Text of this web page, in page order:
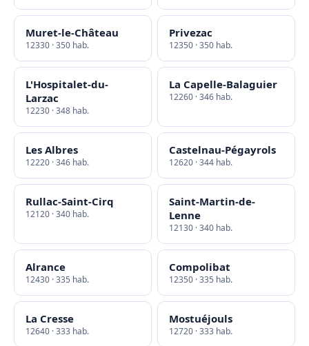
Muret-le-Château
12330 · 350 hab.
Privezac
12350 · 350 hab.
L'Hospitalet-du-
Larzac
12230 · 348 hab.
La Capelle-Balaguier
12260 · 346 hab.
Les Albres
12220 · 346 hab.
Castelnau-Pégayrols
12620 · 344 hab.
Rullac-Saint-Cirq
12120 · 340 hab.
Saint-Martin-de-
Lenne
12130 · 340 hab.
Alrance
12430 · 335 hab.
Compolibat
12350 · 335 hab.
La Cresse
12640 · 333 hab.
Mostuéjouls
12720 · 333 hab.